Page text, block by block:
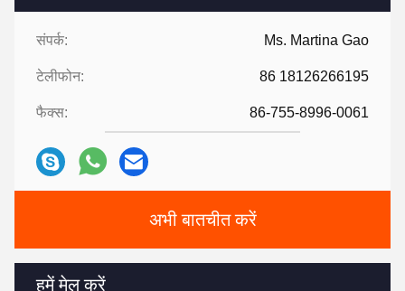
संपर्क: Ms. Martina Gao
टेलीफोन: 86 18126266195
फैक्स: 86-755-8996-0061
अभी बातचीत करें
हमें मेल करें